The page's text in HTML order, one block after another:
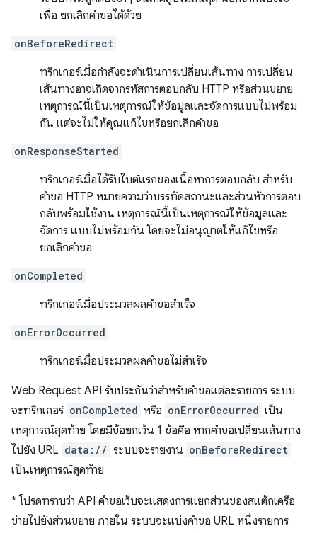
เพื่อ ยกเลิกคำขอได้ด้วย
onBeforeRedirect
ทริกเกอร์เมื่อกำลังจะดำเนินการเปลี่ยนเส้นทาง การเปลี่ยน
เส้นทางอาจเกิดจากรหัสการตอบกลับ HTTP หรือส่วนขยาย
เหตุการณ์นี้เป็นเหตุการณ์ให้ข้อมูลและจัดการแบบไม่พร้อม
กัน แต่จะไม่ให้คุณแก้ไขหรือยกเลิกคำขอ
onResponseStarted
ทริกเกอร์เมื่อได้รับไบต์แรกของเนื้อหาการตอบกลับ สำหรับ
คำขอ HTTP หมายความว่าบรรทัดสถานะและส่วนหัวการตอบ
กลับพร้อมใช้งาน เหตุการณ์นี้เป็นเหตุการณ์ให้ข้อมูลและ
จัดการ แบบไม่พร้อมกัน โดยจะไม่อนุญาตให้แก้ไขหรือ
ยกเลิกคำขอ
onCompleted
ทริกเกอร์เมื่อประมวลผลคำขอสำเร็จ
onErrorOccurred
ทริกเกอร์เมื่อประมวลผลคำขอไม่สำเร็จ
Web Request API รับประกันว่าสำหรับคำขอแต่ละรายการ ระบบ
จะทริกเกอร์ onCompleted หรือ onErrorOccurred เป็น
เหตุการณ์สุดท้าย โดยมีข้อยกเว้น 1 ข้อคือ หากคำขอเปลี่ยนเส้นทาง
ไปยัง URL data:// ระบบจะรายงาน onBeforeRedirect
เป็นเหตุการณ์สุดท้าย
* โปรดทราบว่า API คำขอเว็บจะแสดงการแยกส่วนของสแต็กเครือ
ข่ายไปยังส่วนขยาย ภายใน ระบบจะแบ่งคำขอ URL หนึ่งรายการ